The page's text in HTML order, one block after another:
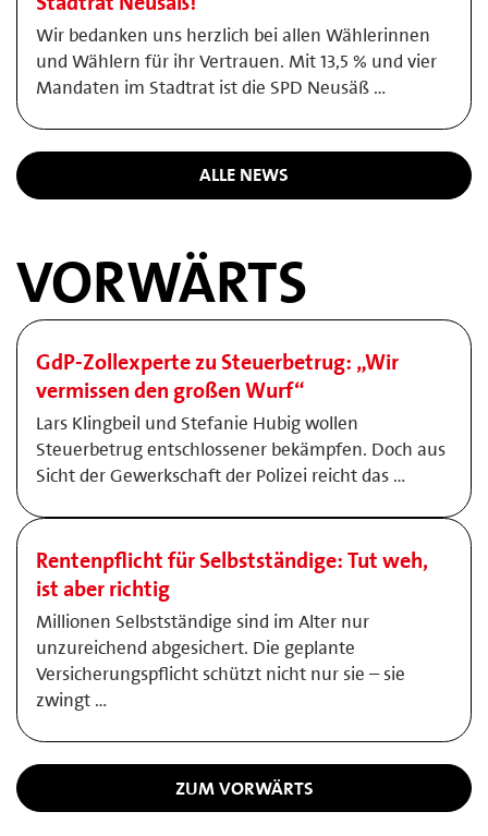
Wir bedanken uns herzlich bei allen Wählerinnen
und Wählern für ihr Vertrauen. Mit 13,5 % und vier
Mandaten im Stadtrat ist die SPD Neusäß …
ALLE NEWS
VORWÄRTS
GdP-Zollexperte zu Steuerbetrug: „Wir
vermissen den großen Wurf“
Lars Klingbeil und Stefanie Hubig wollen
Steuerbetrug entschlossener bekämpfen. Doch aus
Sicht der Gewerkschaft der Polizei reicht das …
Rentenpflicht für Selbstständige: Tut weh,
ist aber richtig
Millionen Selbstständige sind im Alter nur
unzureichend abgesichert. Die geplante
Versicherungspflicht schützt nicht nur sie – sie
zwingt …
ZUM VORWÄRTS